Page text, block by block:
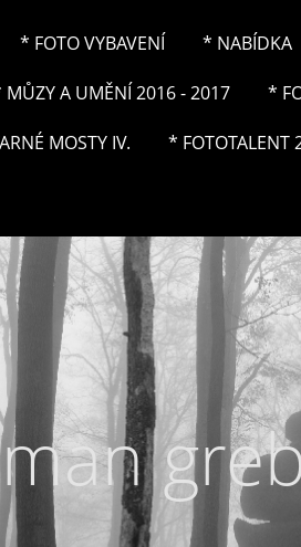
* FOTO VYBAVENÍ * NABÍDKA
A UMĚNÍ 2016 - 2017 *
MOSTY IV. * FOTOTALENT